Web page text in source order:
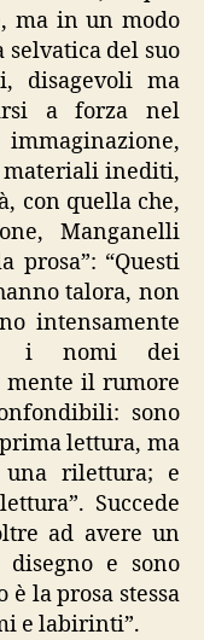
ma in un modo
selvatica del suo
disagevoli ma
a forza nel
materiali inediti,
con quella che,
Manganelli
prosa”: “Questi
talora, non
intensamente
i nomi dei
mente il rumore
sono
lettura, ma
una rilettura; e
Succede
ad avere un
e sono
la prosa stessa
e labirinti”.